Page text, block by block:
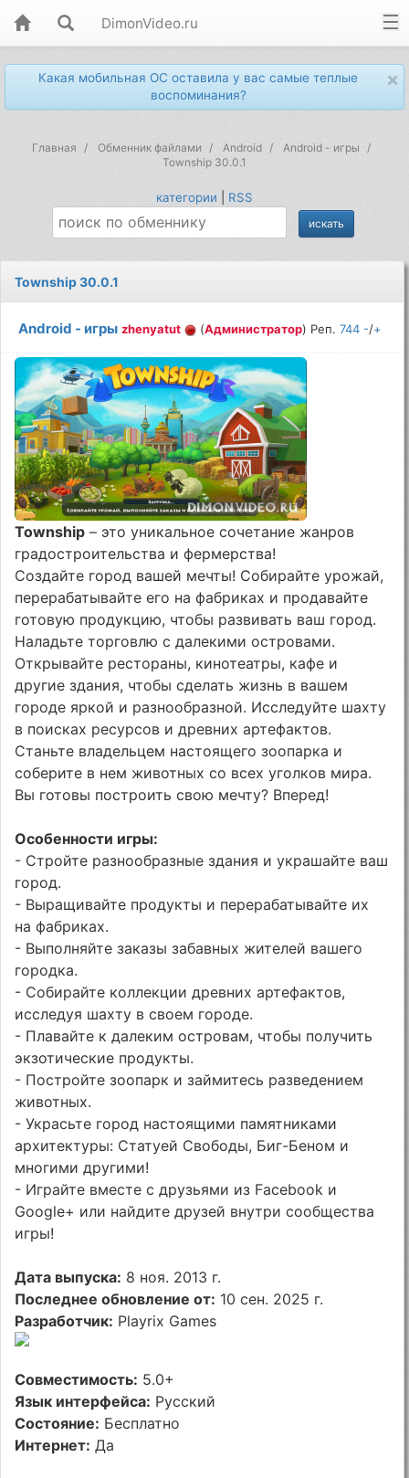
DimonVideo.ru
×
Какая мобильная ОС оставила у вас самые теплые
воспоминания?
Главная Обменник файлами Android
Android - игры
Township 30.0.1
категории RSS
Township 30.0.1
Android - игры zhenyatut (Администратор) Реп.744 -/+
Township – это уникальное сочетание жанров
градостроительства и фермерства!
Создайте город вашей мечты! Собирайте урожай,
перерабатывайте его на фабриках и продавайте
готовую продукцию, чтобы развивать ваш город.
Наладьте торговлю с далекими островами.
Открывайте рестораны, кинотеатры, кафе и
другие здания, чтобы сделать жизнь в вашем
городе яркой и разнообразной. Исследуйте шахту
в поисках ресурсов и древних артефактов.
Станьте владельцем настоящего зоопарка и
соберите в нем животных со всех уголков мира.
Вы готовы построить свою мечту? Вперед!
Особенности игры:
- Стройте разнообразные здания и украшайте ваш
город.
- Выращивайте продукты и перерабатывайте их
на фабриках.
- Выполняйте заказы забавных жителей вашего
городка.
- Собирайте коллекции древних артефактов,
исследуя шахту в своем городе.
- Плавайте к далеким островам, чтобы получить
экзотические продукты.
- Постройте зоопарк и займитесь разведением
животных.
- Украсьте город настоящими памятниками
архитектуры: Статуей Свободы, Биг-Беном и
многими другими!
- Играйте вместе с друзьями из Facebook и
Google+ или найдите друзей внутри сообщества
игры!
Дата выпуска: 8 ноя. 2013 г.
Последнее обновление от: 10 сен. 2025 г.
Разработчик: Playrix Games
Совместимость: 5.0+
Язык интерфейса: Русский
Состояние: Бесплатно
Интернет: Да